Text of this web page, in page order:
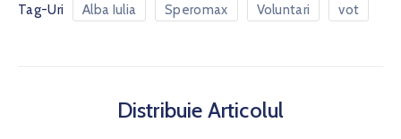
Tag-Uri Alba Iulia Speromax Voluntari vot
Distribuie Articolul